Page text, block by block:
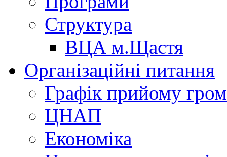
Структура
ВЦА м.Щастя
Організаційні питання
Графік прийому
ЦНАП
Економіка